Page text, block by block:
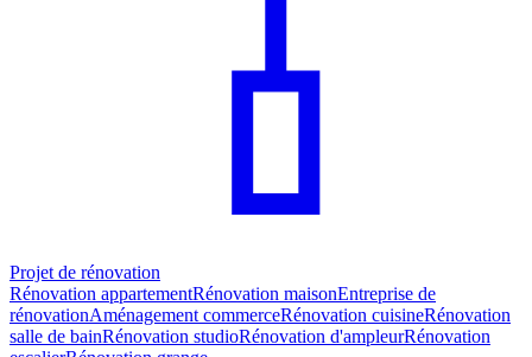
Projet de rénovation
Rénovation appartementRénovation maisonEntreprise de
rénovationAménagement commerceRénovation cuisineRénovation
salle de bainRénovation studioRénovation d'ampleurRénovation